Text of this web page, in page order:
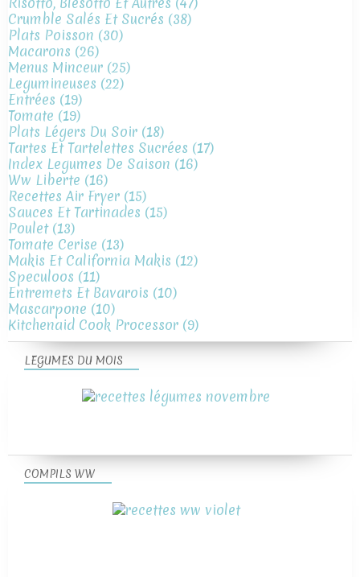
Crumble Salés Et Sucrés (38)
Plats Poisson (30)
Macarons (26)
Menus Minceur (25)
Legumineuses (22)
Entrées (19)
Tomate (19)
Plats Légers Du Soir (18)
Tartes Et Tartelettes Sucrées (17)
Index Legumes De Saison (16)
Ww Liberte (16)
Recettes Air Fryer (15)
Sauces Et Tartinades (15)
Poulet(13)
Tomate Cerise (13)
Makis Et California Makis (12)
Speculoos (11)
Entremets Et Bavarois (10)
Mascarpone (10)
Kitchenaid Cook Processor (9)
LEGUMES DU MOIS
COMPILS WW